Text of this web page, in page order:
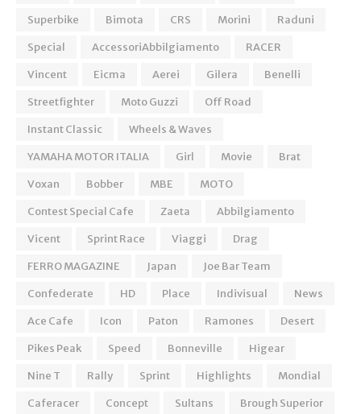
Superbike
Bimota CRS Morini
Raduni
Special
AccessoriAbbilgiamento
RACER
Vincent
Eicma Aerei Gilera
Benelli
Streetfighter
Moto Guzzi
Off Road
Instant Classic
Wheels & Waves
YAMAHA MOTOR ITALIA
Girl Movie
Brat
Voxan
Bobber MBE
MOTO
Contest Special Cafe
Zaeta
Abbilgiamento
Vicent
Sprint Race Viaggi
Drag
FERRO MAGAZINE
Japan
Joe Bar Team
Confederate
HD Place Indivisual
News
Ace Cafe
Icon Paton Ramones
Desert
Pikes Peak
Speed Bonneville
Higear
Nine T
Rally Sprint Highlights
Mondial
Caferacer
Concept Sultans
Brough Superior